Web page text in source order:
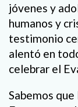
jóvenes y
humanos y
testimonio
alentó en
celebrar el
Sabemos